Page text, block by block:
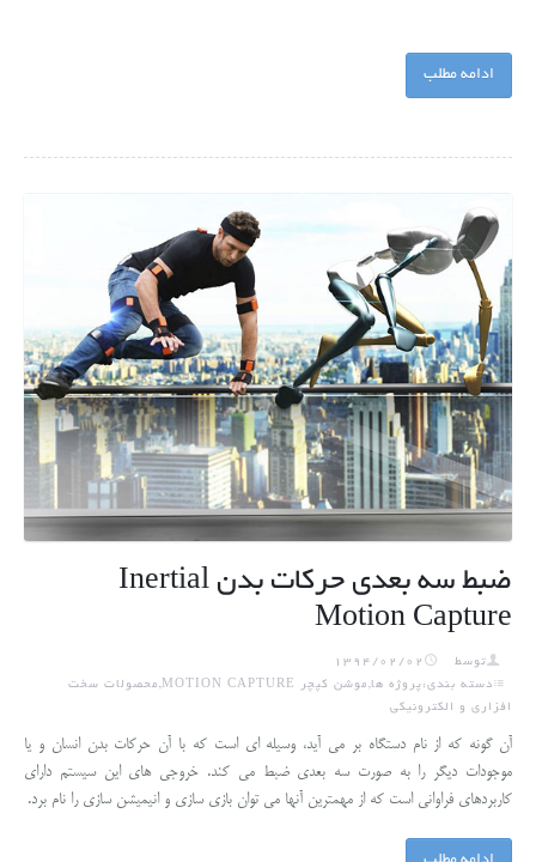
ادامه مطلب
ضبط سه بعدی حرکات بدن Inertial
Motion Capture
توسط
1394/02/02
دسته بندی:پروژه ها,موشن کپچر MOTION CAPTURE,محصولات سخت
افزاری و الکترونیکی
آن گونه که از نام دستگاه بر می آید، وسیله ای است که با آن حرکات بدن انسان و یا
موجودات دیگر را به صورت سه بعدی ضبط می کند. خروجی های این سیستم دارای
کاربردهای فراوانی است که از مهمترین آنها می توان بازی سازی و انیمیشن سازی را نام برد.